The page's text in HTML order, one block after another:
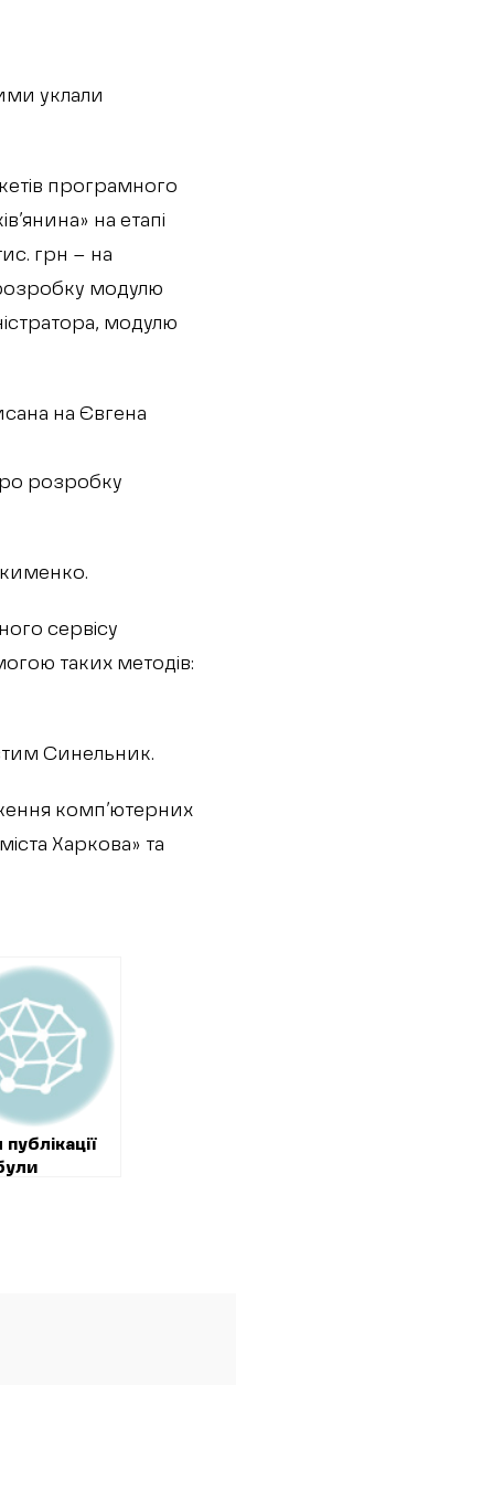
уклали
програмного
на етапі
грн – на
модулю
модулю
на Євгена
розробку
сервісу
таких методів:
Синельник.
комп’ютерних
Харкова» та
публікації